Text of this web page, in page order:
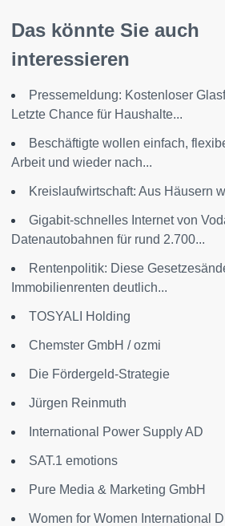
Das könnte Sie auch
interessieren
Pressemeldung: Kostenloser
Letzte Chance für Haushalte...
Beschäftigte wollen einfach,
Arbeit und wieder nach...
Kreislaufwirtschaft: Aus Häusern
Gigabit-schnelles Internet von
Datenautobahnen für rund 2.700...
Rentenpolitik: Diese
Immobilienrenten deutlich...
TOSYALI Holding
Chemster GmbH / ozmi
Die Fördergeld-Strategie
Jürgen Reinmuth
International Power Supply AD
SAT.1 emotions
Pure Media & Marketing GmbH
Women for Women International